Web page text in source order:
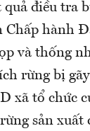
điều tra
Chấp hành
và thống
rừng bị
xã tổ chức
sản xuất